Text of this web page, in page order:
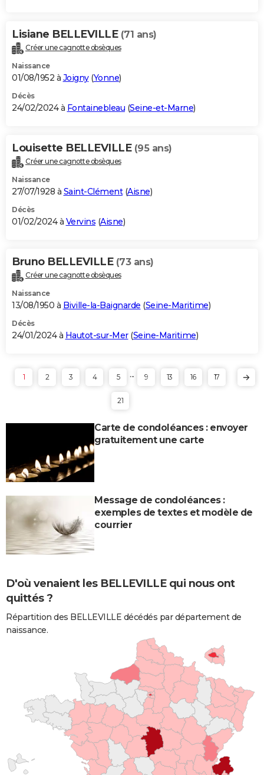
Lisiane BELLEVILLE (71 ans)
Créer une cagnotte obsèques
Naissance
01/08/1952 à Joigny(Yonne)
Décès
24/02/2024 à Fontainebleau (Seine-et-Marne)
Louisette BELLEVILLE (95 ans)
Créer une cagnotte obsèques
Naissance
27/07/1928 à Saint-Clément(Aisne)
Décès
01/02/2024 à Vervins (Aisne)
Bruno BELLEVILLE (73 ans)
Créer une cagnotte obsèques
Naissance
13/08/1950 à Biville-la-Baignarde (Seine-Maritime)
Décès
24/01/2024 à Hautot-sur-Mer(Seine-Maritime)
1 2 3 4 5 ... 9 13 16 17
21
Carte de condoléances : envoyer
gratuitement une carte
Message de condoléances :
exemples de textes et modèle de
courrier
D'où venaient les BELLEVILLE qui nous ont
quittés ?
Répartition des BELLEVILLE décédés par département de
naissance.